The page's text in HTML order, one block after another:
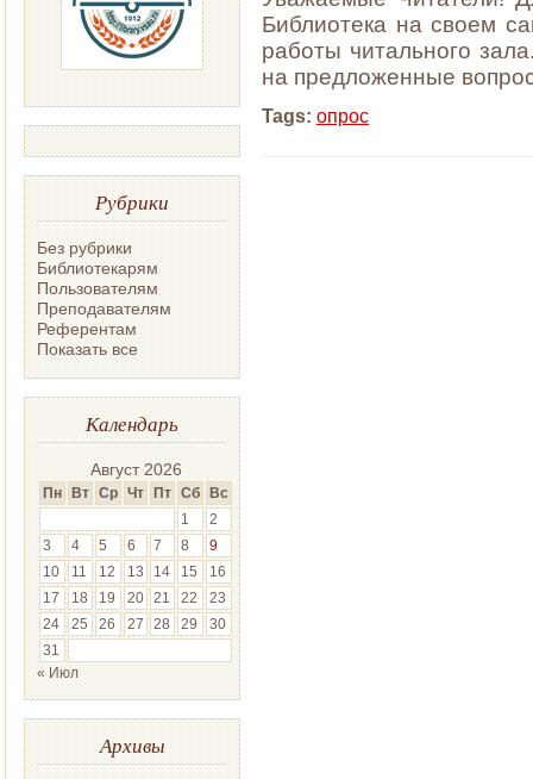
Рубрики
Без рубрики
Библиотекарям
Пользователям
Преподавателям
Референтам
Показать все
Календарь
Август 2026
Пн Вт Ср Чт Пт Сб Вс
1
2
3
4 5 6 7 8
9
10
11 12 13 14 15
16
17
18 19 20 21 22
23
24
25 26 27 28 29
30
31
« Июл
Архивы
Библиотека на своем
работы читального
на предложенные
Tags: опрос